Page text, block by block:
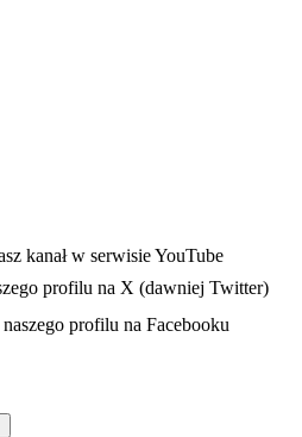
karcie
w nowej karcie
kanał w serwisie YouTube
profilu na X (dawniej Twitter)
się w nowej karcieprofilu na Facebooku